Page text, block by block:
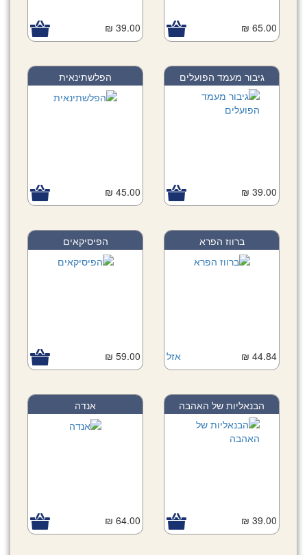
65.00 ₪
39.00 ₪
גיבור מעמד הפועלים
39.00 ₪
הפלשתינאית
45.00 ₪
ברווז הפרא
אזל 44.84 ₪
הפיסיקאים
59.00 ₪
הבנאליות של האהבה
39.00 ₪
אנדה
64.00 ₪